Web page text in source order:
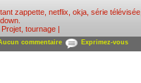
zappette, netflix okja, série télévisée,
Projet, tournage|
commentaire Exprimez-vous